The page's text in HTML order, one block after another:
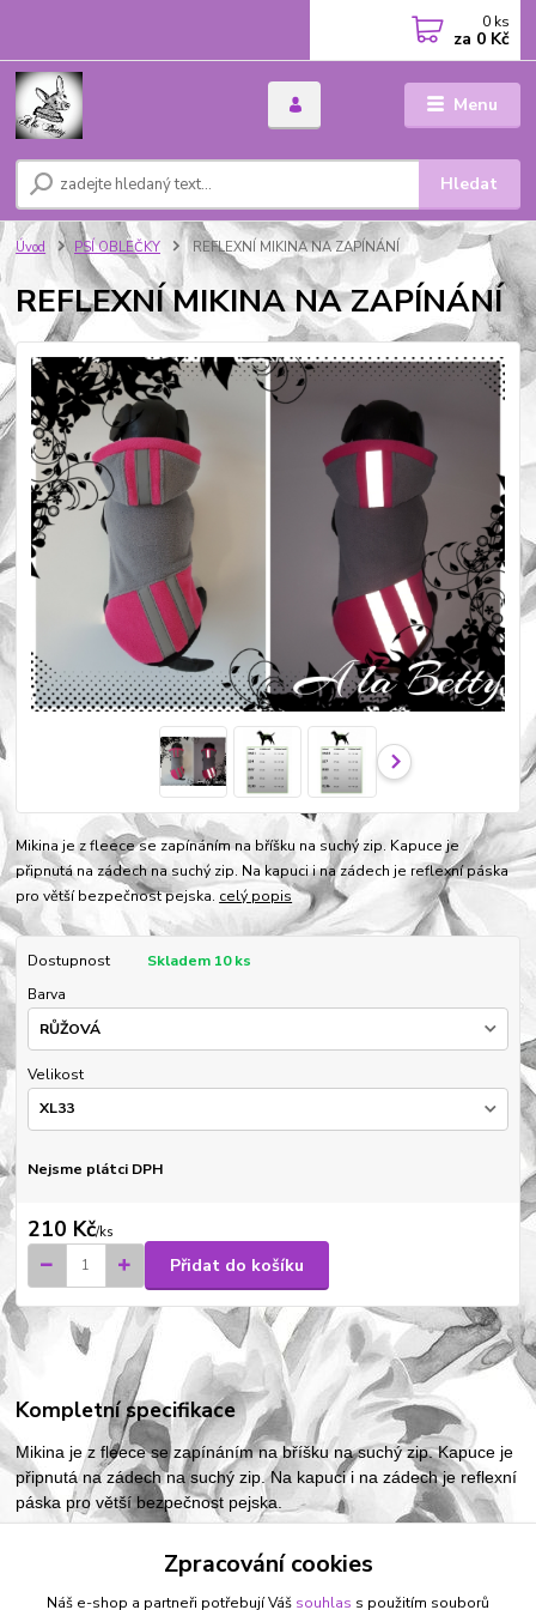
Menu
Hledat
0 ks
za 0 Kč
Úvod PSÍ OBLEČKY REFLEXNÍ MIKINA NA ZAPÍNÁNÍ
REFLEXNÍ MIKINA NA ZAPÍNÁNÍ
Mikina je z fleece se zapínáním na bříšku na suchý zip. Kapuce je
připnutá na zádech na suchý zip. Na kapuci i na zádech je reflexní páska
pro větší bezpečnost pejska. celý popis
Dostupnost
Skladem 10 ks
Barva
Velikost
Nejsme plátci DPH
210 Kč/ks
Přidat do košíku
Kompletní specifikace
Mikina je z fleece se zapínáním na bříšku na suchý zip. Kapuce je
připnutá na zádech na suchý zip. Na kapuci i na zádech je reflexní
páska pro větší bezpečnost pejska.
Zboží zařazeno v kategoriích
Zpracování cookies
Náš e-shop a partneři potřebují Váš souhlas s použitím souborů